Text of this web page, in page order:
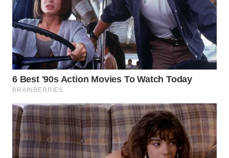
WN
BEKASI
WN
BOGOR
WN
DEPOK
WN
TAPANULI
UTARA